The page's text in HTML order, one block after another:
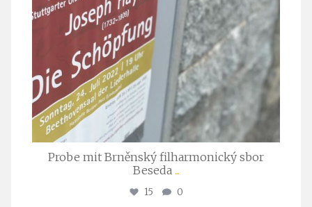
Probe mit Brněnský filharmonický sbor
Beseda ...
15 0